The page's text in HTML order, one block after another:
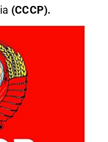
(CCCP).